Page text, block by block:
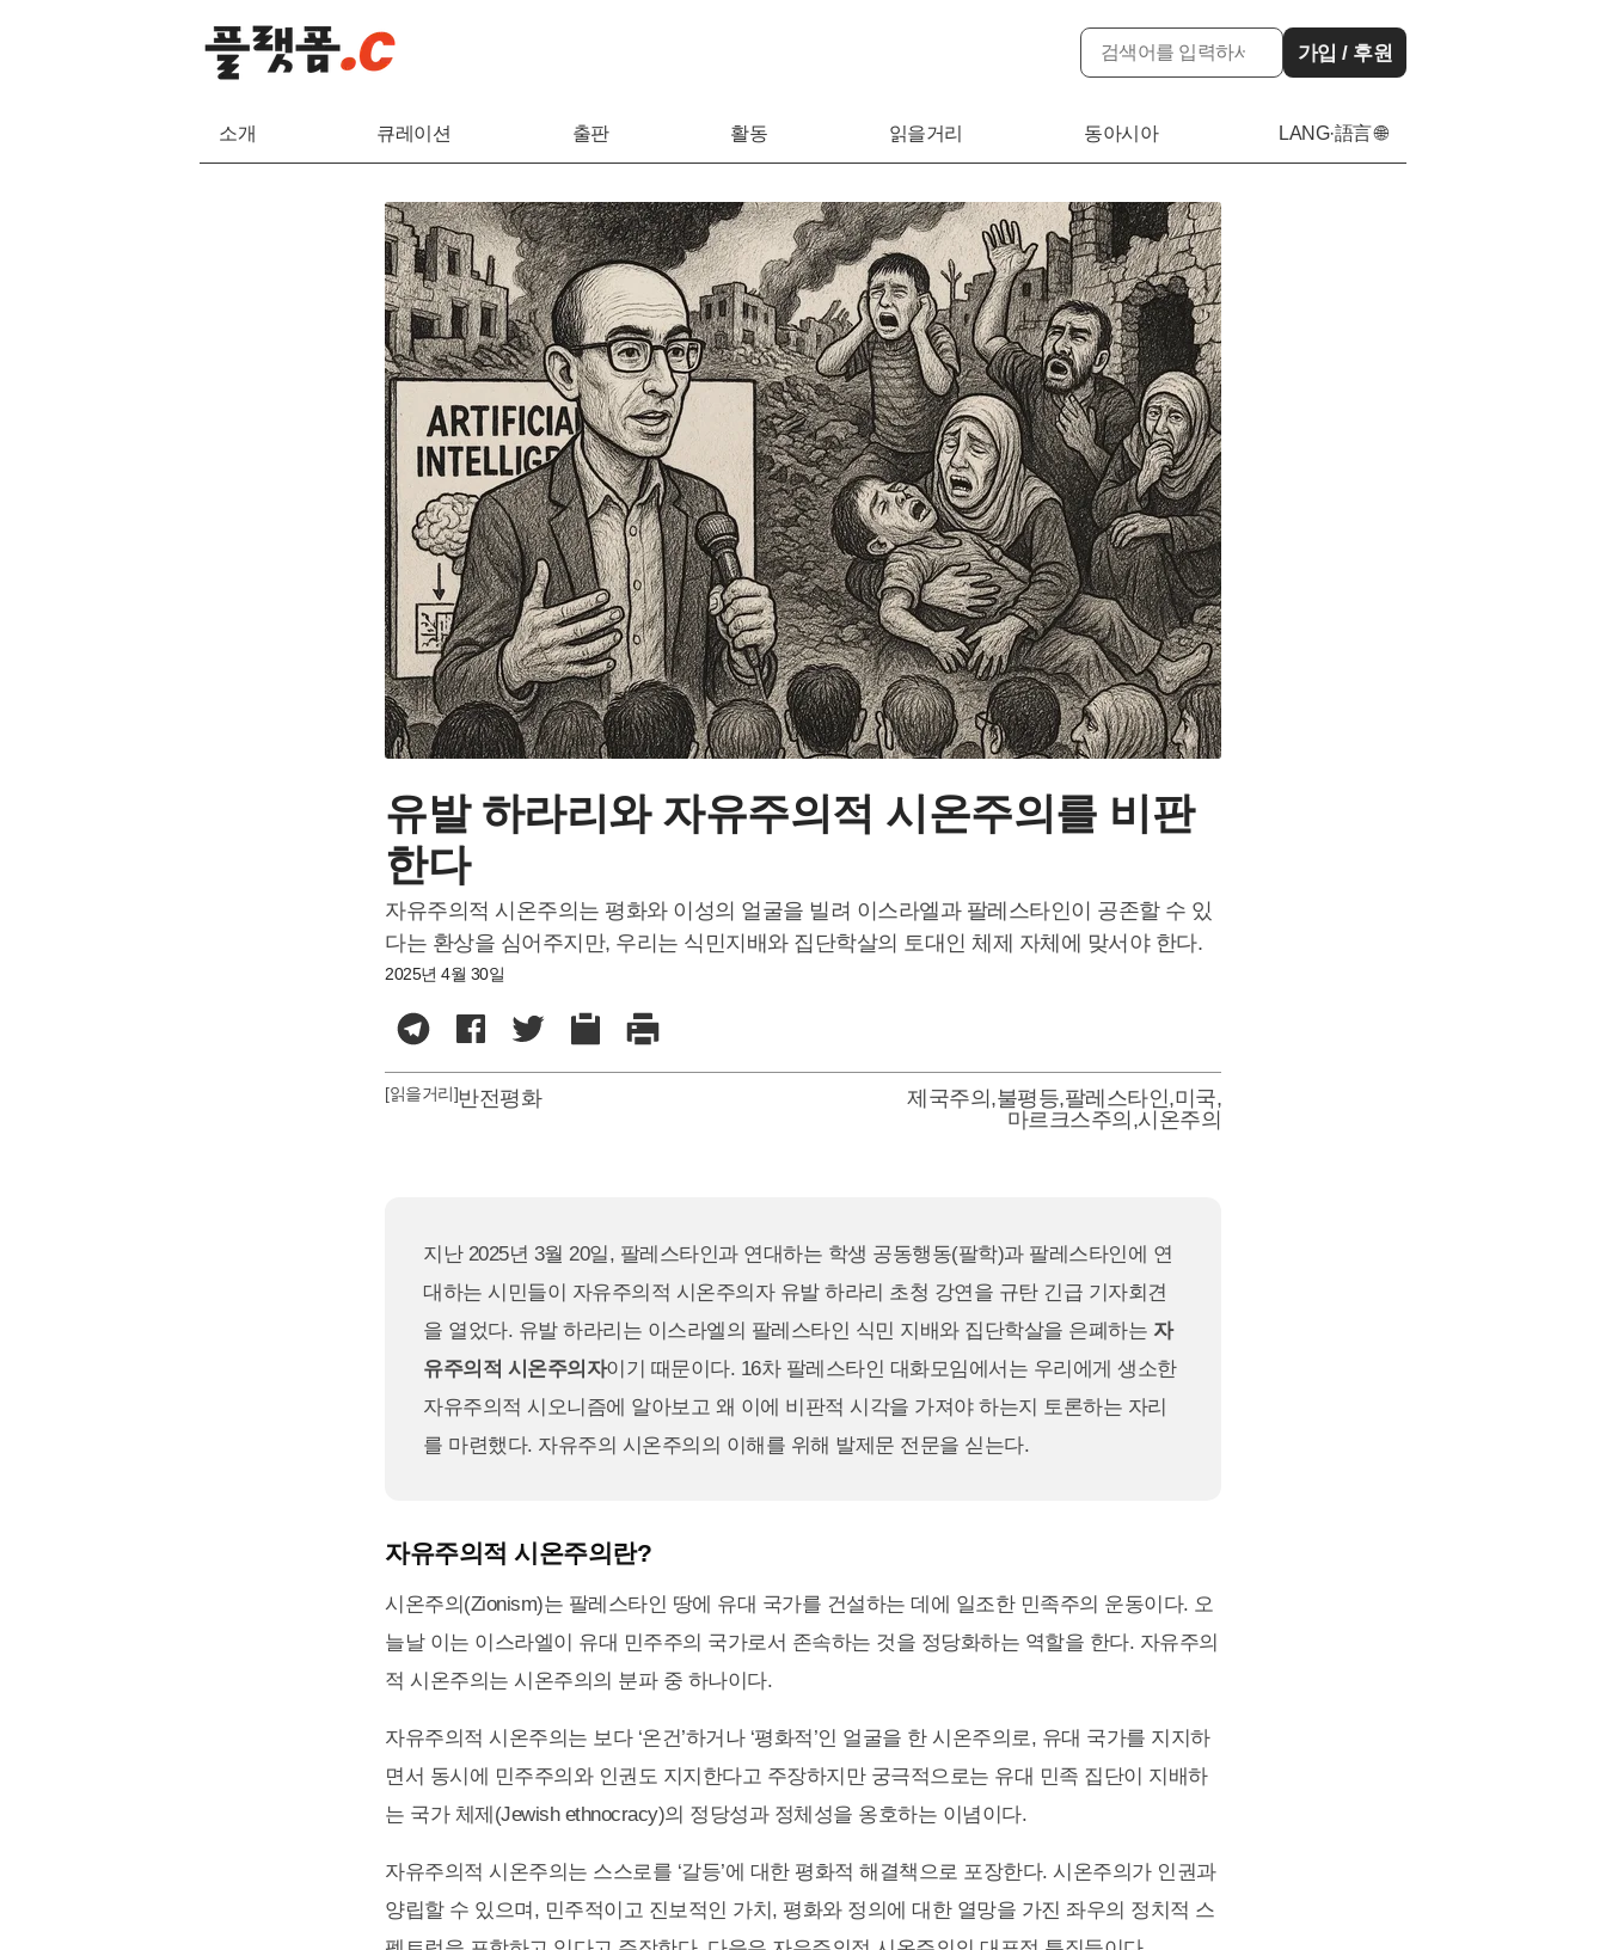
가입 / 후원
소개 큐레이션 출판 활동 읽을거리 동아시아 LANG·語言 🌐
유발 하라리와 자유주의적 시온주의를 비판
한다
자유주의적 시온주의는 평화와 이성의 얼굴을 빌려 이스라엘과 팔레스타인이 공존할 수 있
다는 환상을 심어주지만, 우리는 식민지배와 집단학살의 토대인 체제 자체에 맞서야 한다.
2025년 4월 30일
[읽을거리]반전평화 제국주의 ,불평등,팔레스타인,미국,
마르크스주의 ,시온주의
지난 2025년 3월 20일, 팔레스타인과 연대하는 학생 공동행동(팔학)과 팔레스타인에 연
대하는 시민들이 자유주의적 시온주의자 유발 하라리 초청 강연을 규탄 긴급 기자회견
을 열었다. 유발 하라리는 이스라엘의 팔레스타인 식민 지배와 집단학살을 은폐하는 자
유주의적 시온주의자이기 때문이다. 16차 팔레스타인 대화모임에서는 우리에게 생소한
자유주의적 시오니즘에 알아보고 왜 이에 비판적 시각을 가져야 하는지 토론하는 자리
를 마련했다. 자유주의 시온주의의 이해를 위해 발제문 전문을 싣는다.
자유주의적 시온주의란?
시온주의(Zionism)는 팔레스타인 땅에 유대 국가를 건설하는 데에 일조한 민족주의 운동이다. 오
늘날 이는 이스라엘이 유대 민주주의 국가로서 존속하는 것을 정당화하는 역할을 한다. 자유주의
적 시온주의는 시온주의의 분파 중 하나이다.
자유주의적 시온주의는 보다 ‘온건’하거나 ‘평화적’인 얼굴을 한 시온주의로, 유대 국가를 지지하
면서 동시에 민주주의와 인권도 지지한다고 주장하지만 궁극적으로는 유대 민족 집단이 지배하
는 국가 체제(Jewish ethnocracy)의 정당성과 정체성을 옹호하는 이념이다.
자유주의적 시온주의는 스스로를 ‘갈등’에 대한 평화적 해결책으로 포장한다. 시온주의가 인권과
양립할 수 있으며, 민주적이고 진보적인 가치, 평화와 정의에 대한 열망을 가진 좌우의 정치적 스